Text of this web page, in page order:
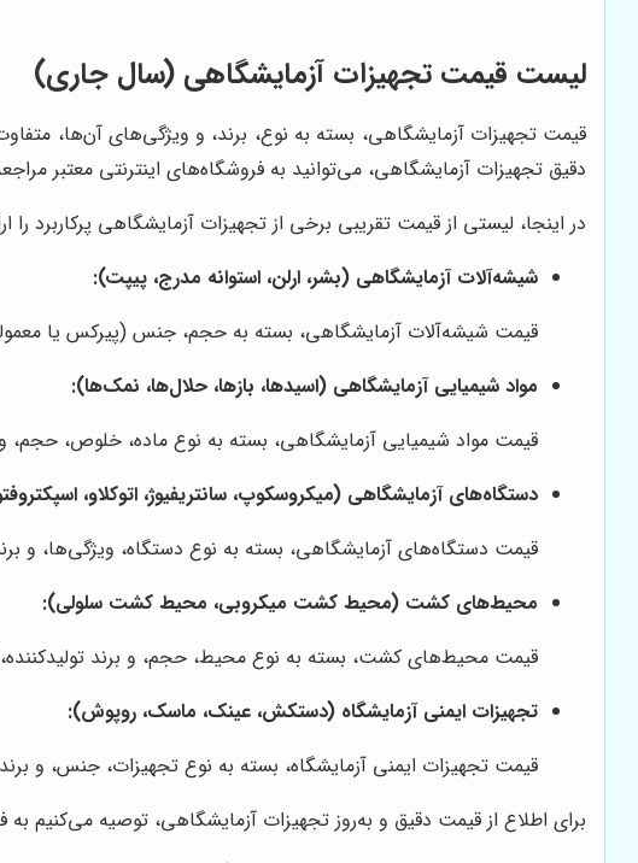
لیست قیمت تجهیزات آزمایشگاهی (سال جاری)
قیمت تجهیزات آزمایشگاهی، بسته به نوع، برند، و ویژگی‌های آن‌ها،
دقیق تجهیزات آزمایشگاهی، می‌توانید به فروشگاه‌های اینترنتی معتبر
در اینجا، لیستی از قیمت تقریبی برخی از تجهیزات آزمایشگاهی پرکاربرد
شیشه‌آلات آزمایشگاهی (بشر، ارلن، استوانه مدرج، پیپت):
قیمت شیشه‌آلات آزمایشگاهی، بسته به حجم، جنس (پیرکس یا
مواد شیمیایی آزمایشگاهی (اسیدها، بازها، حلال‌ها، نمک‌ها):
قیمت مواد شیمیایی آزمایشگاهی، بسته به نوع ماده، خلوص، حجم، و
دستگاه‌های آزمایشگاهی (میکروسکوپ، سانتریفیوژ، اتوکلاو،
قیمت دستگاه‌های آزمایشگاهی، بسته به نوع دستگاه، ویژگی‌ها، و
محیط‌های کشت (محیط کشت میکروبی، محیط کشت سلولی):
قیمت محیط‌های کشت، بسته به نوع محیط، حجم، و برند
تجهیزات ایمنی آزمایشگاه (دستکش، عینک، ماسک، روپوش):
قیمت تجهیزات ایمنی آزمایشگاه، بسته به نوع تجهیزات، جنس، و
برای اطلاع از قیمت دقیق و به‌روز تجهیزات آزمایشگاهی، توصیه می‌کنیم به